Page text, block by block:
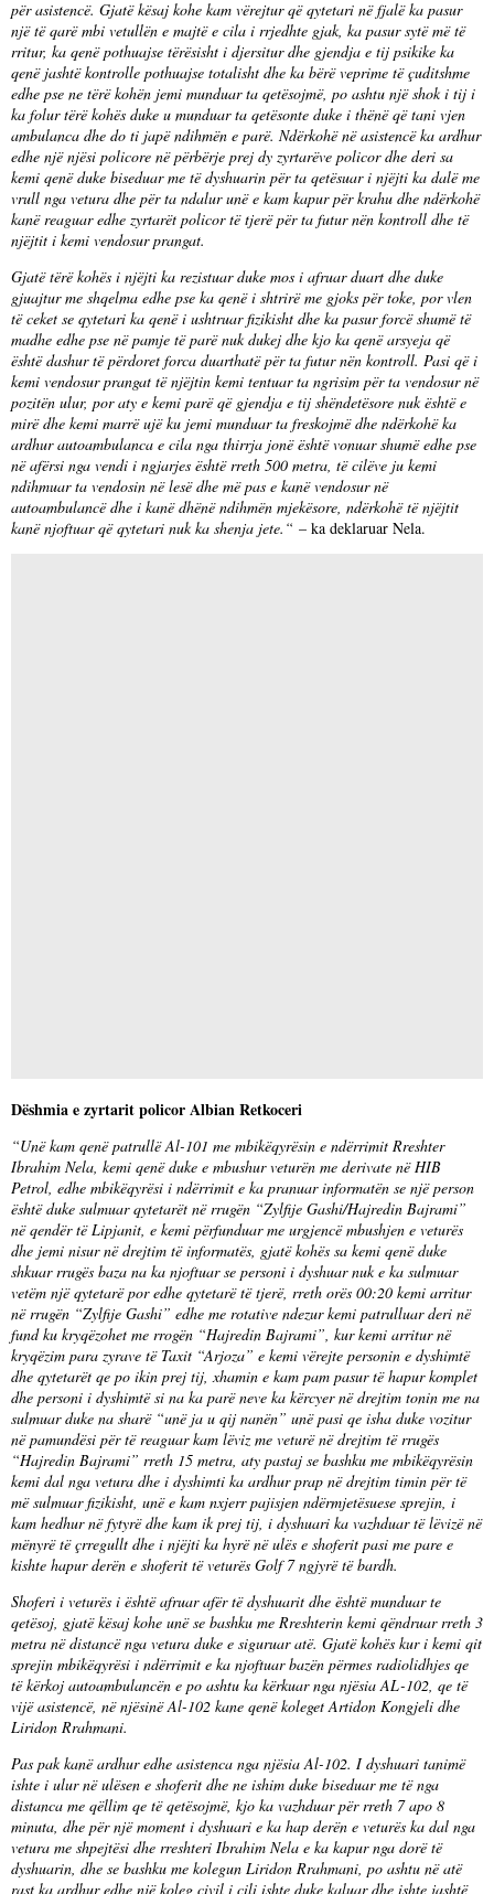
për asistencë. Gjatë kësaj kohe kam vërejtur që qytetari në fjalë ka pasur
një të qarë mbi vetullën e majtë e cila i rrjedhte gjak, ka pasur sytë më të
rritur, ka qenë pothuajse tërësisht i djersitur dhe gjendja e tij psikike ka
qenë jashtë kontrolle pothuajse totalisht dhe ka bërë veprime të çuditshme
edhe pse ne tërë kohën jemi munduar ta qetësojmë, po ashtu një shok i tij i
ka folur tërë kohës duke u munduar ta qetësonte duke i thënë që tani vjen
ambulanca dhe do ti japë ndihmën e parë. Ndërkohë në asistencë ka ardhur
edhe një njësi policore në përbërje prej dy zyrtarëve policor dhe deri sa
kemi qenë duke biseduar me të dyshuarin për ta qetësuar i njëjti ka dalë me
vrull nga vetura dhe për ta ndalur unë e kam kapur për krahu dhe ndërkohë
kanë reaguar edhe zyrtarët policor të tjerë për ta futur nën kontroll dhe të
njëjtit i kemi vendosur prangat.
Gjatë tërë kohës i njëjti ka rezistuar duke mos i afruar duart dhe duke
gjuajtur me shqelma edhe pse ka qenë i shtrirë me gjoks për toke, por vlen
të ceket se qytetari ka qenë i ushtruar fizikisht dhe ka pasur forcë shumë të
madhe edhe pse në pamje të parë nuk dukej dhe kjo ka qenë arsyeja që
është dashur të përdoret forca duarthatë për ta futur nën kontroll. Pasi që i
kemi vendosur prangat të njëjtin kemi tentuar ta ngrisim për ta vendosur në
pozitën ulur, por aty e kemi parë që gjendja e tij shëndetësore nuk është e
mirë dhe kemi marrë ujë ku jemi munduar ta freskojmë dhe ndërkohë ka
ardhur autoambulanca e cila nga thirrja jonë është vonuar shumë edhe pse
në afërsi nga vendi i ngjarjes është rreth 500 metra, të cilëve ju kemi
ndihmuar ta vendosin në lesë dhe më pas e kanë vendosur në
autoambulancë dhe i kanë dhënë ndihmën mjekësore, ndërkohë të njëjtit
kanë njoftuar që qytetari nuk ka shenja jete.“ – ka deklaruar Nela.
Dëshmia e zyrtarit policor Albian Retkoceri
“Unë kam qenë patrullë Al-101 me mbikëqyrësin e ndërrimit Rreshter
Ibrahim Nela, kemi qenë duke e mbushur veturën me derivate në HIB
Petrol, edhe mbikëqyrësi i ndërrimit e ka pranuar informatën se një person
është duke sulmuar qytetarët në rrugën “Zylfije Gashi/Hajredin Bajrami”
në qendër të Lipjanit, e kemi përfunduar me urgjencë mbushjen e veturës
dhe jemi nisur në drejtim të informatës, gjatë kohës sa kemi qenë duke
shkuar rrugës baza na ka njoftuar se personi i dyshuar nuk e ka sulmuar
vetëm një qytetarë por edhe qytetarë të tjerë, rreth orës 00:20 kemi arritur
në rrugën “Zylfije Gashi” edhe me rotative ndezur kemi patrulluar deri në
fund ku kryqëzohet me rrogën “Hajredin Bajrami”, kur kemi arritur në
kryqëzim para zyrave të Taxit “Arjoza” e kemi vërejte personin e dyshimtë
dhe qytetarët qe po ikin prej tij, xhamin e kam pam pasur të hapur komplet
dhe personi i dyshimtë si na ka parë neve ka kërcyer në drejtim tonin me na
sulmuar duke na sharë “unë ja u qij nanën” unë pasi qe isha duke vozitur
në pamundësi për të reaguar kam lëviz me veturë në drejtim të rrugës
“Hajredin Bajrami” rreth 15 metra, aty pastaj se bashku me mbikëqyrësin
kemi dal nga vetura dhe i dyshimti ka ardhur prap në drejtim timin për të
më sulmuar fizikisht, unë e kam nxjerr pajisjen ndërmjetësuese sprejin, i
kam hedhur në fytyrë dhe kam ik prej tij, i dyshuari ka vazhduar të lëvizë në
mënyrë të çrregullt dhe i njëjti ka hyrë në ulës e shoferit pasi me pare e
kishte hapur derën e shoferit të veturës Golf 7 ngjyrë të bardh.
Shoferi i veturës i është afruar afër të dyshuarit dhe është munduar te
qetësoj, gjatë kësaj kohe unë se bashku me Rreshterin kemi qëndruar rreth 3
metra në distancë nga vetura duke e siguruar atë. Gjatë kohës kur i kemi qit
sprejin mbikëqyrësi i ndërrimit e ka njoftuar bazën përmes radiolidhjes qe
të kërkoj autoambulancën e po ashtu ka kërkuar nga njësia AL-102, qe të
vijë asistencë, në njësinë Al-102 kane qenë koleget Artidon Kongjeli dhe
Liridon Rrahmani.
Pas pak kanë ardhur edhe asistenca nga njësia Al-102. I dyshuari tanimë
ishte i ulur në ulësen e shoferit dhe ne ishim duke biseduar me të nga
distanca me qëllim qe të qetësojmë, kjo ka vazhduar për rreth 7 apo 8
minuta, dhe për një moment i dyshuari e ka hap derën e veturës ka dal nga
vetura me shpejtësi dhe rreshteri Ibrahim Nela e ka kapur nga dorë të
dyshuarin, dhe se bashku me kolegun Liridon Rrahmani, po ashtu në atë
rast ka ardhur edhe një koleg civil i cili ishte duke kaluar dhe ishte jashtë